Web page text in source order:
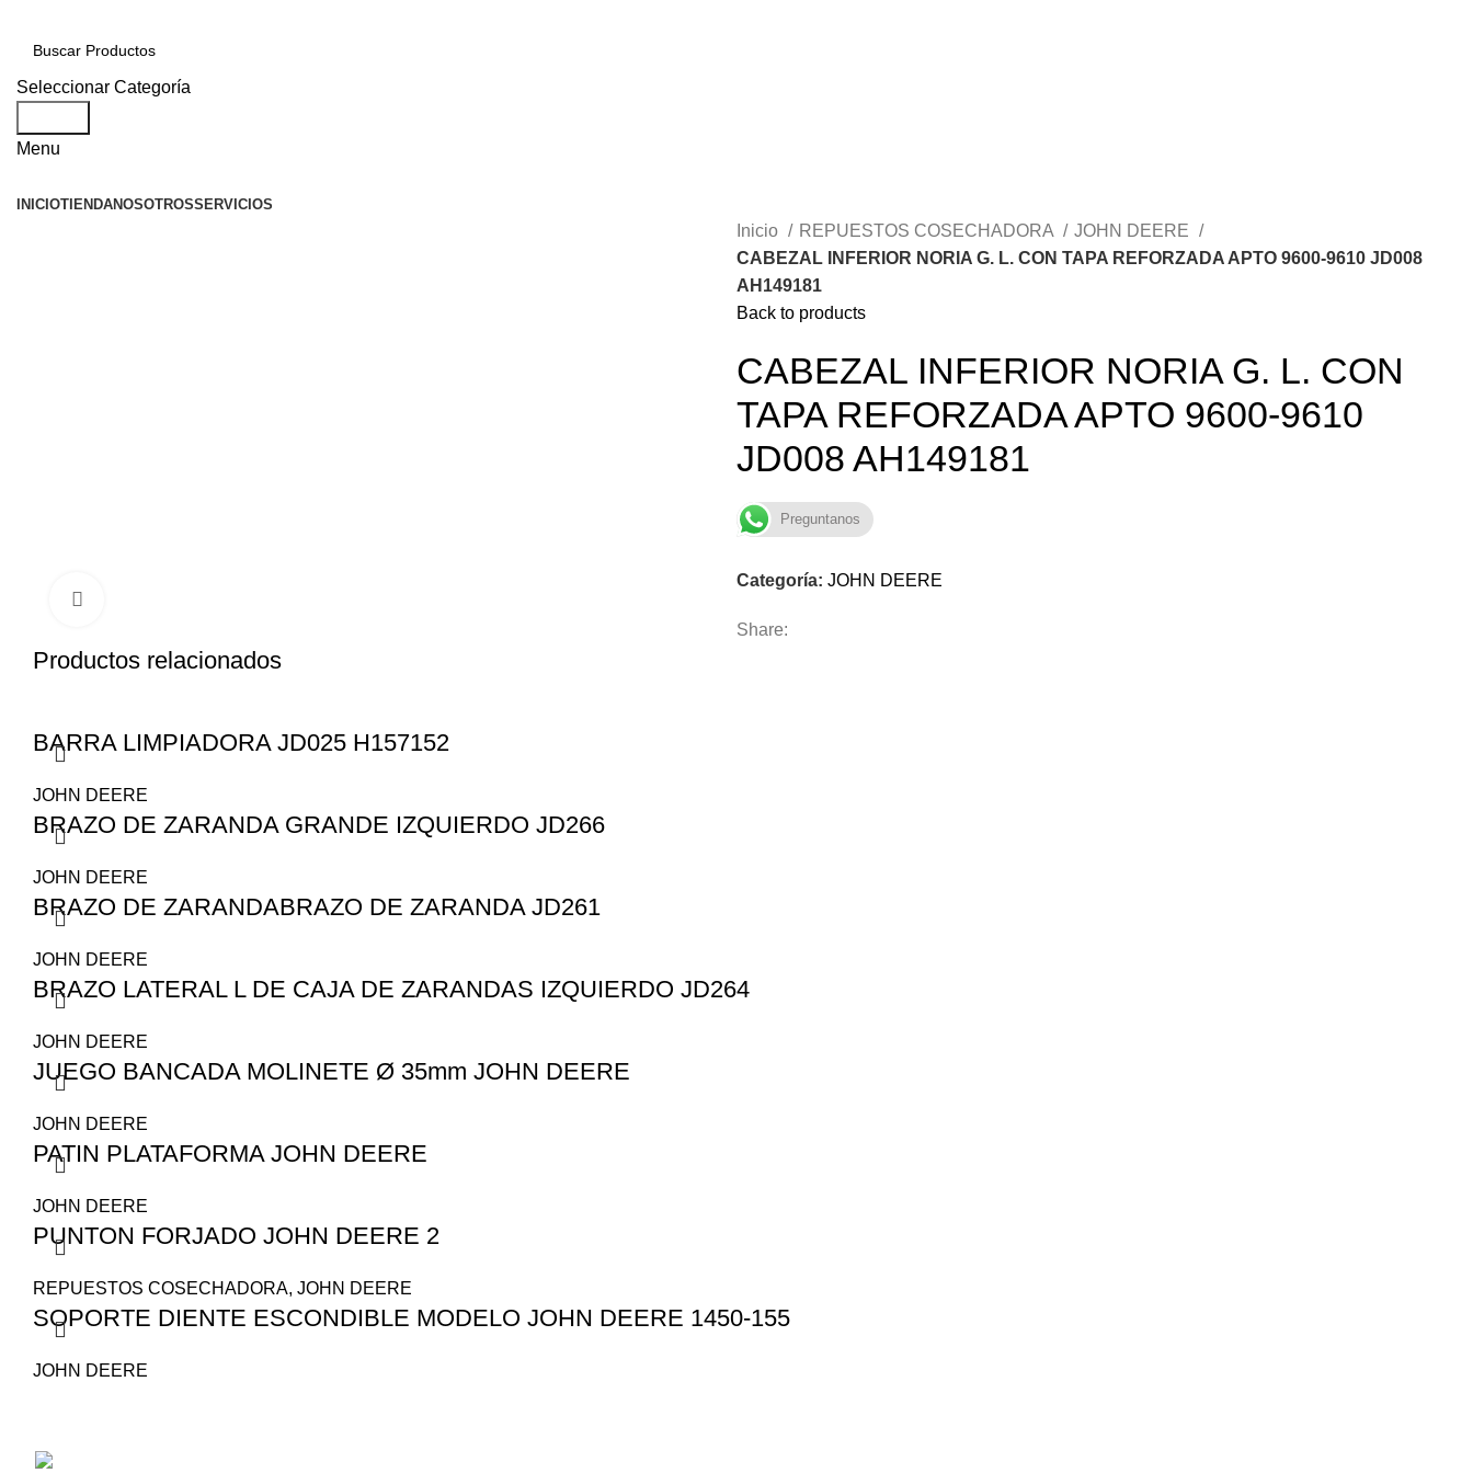
Seleccionar Categoría
Menu
INICIOTIENDANOSOTROSSERVICIOS
Inicio REPUESTOS COSECHADORA
JOHN DEERE
CABEZAL INFERIOR NORIA G. L. CON TAPA REFORZADA APTO 9600-9610 JD008
AH149181
Back to products
CABEZAL INFERIOR NORIA G. L. CON
TAPA REFORZADA APTO 9600-9610
JD008 AH149181
Preguntanos
Categoría: JOHN DEERE
Share:
Productos relacionados
BARRA LIMPIADORA JD025 H157152
JOHN DEERE
BRAZO DE ZARANDA GRANDE IZQUIERDO JD266
JOHN DEERE
BRAZO DE ZARANDABRAZO DE ZARANDA JD261
JOHN DEERE
BRAZO LATERAL L DE CAJA DE ZARANDAS IZQUIERDO JD264
JOHN DEERE
JUEGO BANCADA MOLINETE Ø 35mm JOHN DEERE
JOHN DEERE
PATIN PLATAFORMA JOHN DEERE
JOHN DEERE
PUNTON FORJADO JOHN DEERE 2
REPUESTOS COSECHADORA, JOHN DEERE
SOPORTE DIENTE ESCONDIBLE MODELO JOHN DEERE 1450-155
JOHN DEERE